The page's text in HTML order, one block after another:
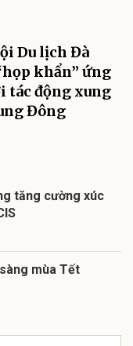
Du lịch Đà
khẩn” ứng
tác động xung
Đông
tăng cường xúc
mùa Tết